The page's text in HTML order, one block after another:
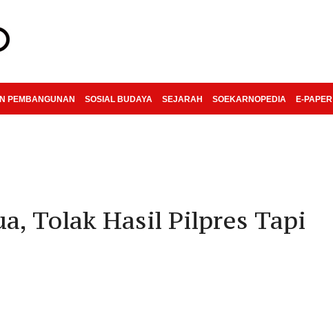
PEMBANGUNAN SOSIAL BUDAYA SEJARAH SOEKARNOPEDIA E-PAPER
Tolak Hasil Pilpres Tapi